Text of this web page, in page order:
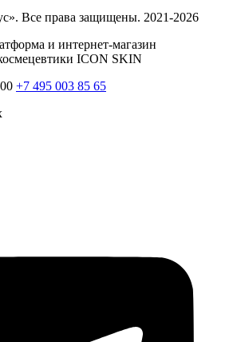
Все права защищены. 2021-2026
и интернет-магазин
ICON SKIN
+7 495 003 85 65